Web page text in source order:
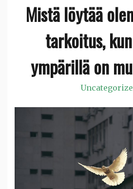
Mistä löytää
tarkoitus,
ympärillä on